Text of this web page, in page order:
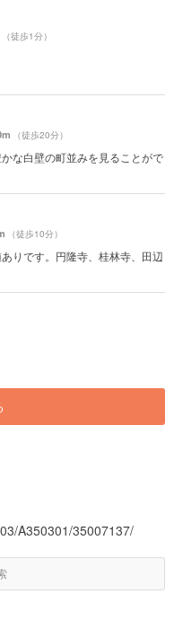
（徒歩1分）
（徒歩20分）
な白壁の町並みを見ることがで
（徒歩10分）
りです。円隆寺、桂林寺、田辺
A350301/35007137/